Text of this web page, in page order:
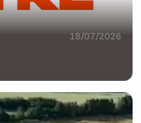
18/07/2026